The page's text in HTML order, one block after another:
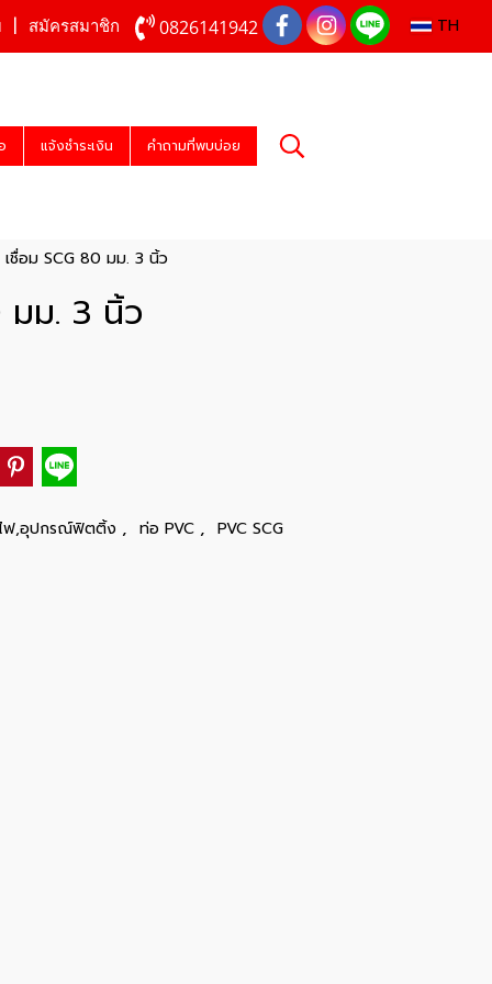
สมัครสมาชิก 0826141942 TH
แจ้งชำระเงิน คำถามที่พบบ่อย
เชื่อม SCG 80 มม. 3 นิ้ว
มม. 3 นิ้ว
ฟ,อุปกรณ์ฟิตติ้ง , ท่อ PVC , PVC SCG